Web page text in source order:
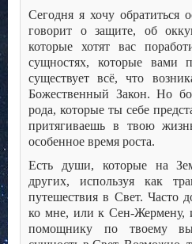
Сегодня я хочу обратиться
говорит о защите, об
которые хотят вас
сущностях, которые вами
существует всё, что
Божественный Закон. Но
рода, которые ты себе
притягиваешь в твою
особенное время роста.
Есть души, которые на
других, используя как
путешествия в Свет. Часто
ко мне, или к Сен-Жермену,
помощнику по твоему